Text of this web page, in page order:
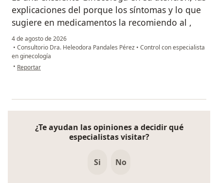
explicaciones del porque los síntomas y lo que
sugiere en medicamentos la recomiendo al ,
4 de agosto de 2026
• Consultorio Dra. Heleodora Pandales Pérez • Control con especialista
en ginecología
• en opinión del usuario Shirley Álvarez
Reportar
¿Te ayudan las opiniones a decidir qué
especialistas visitar?
Si No